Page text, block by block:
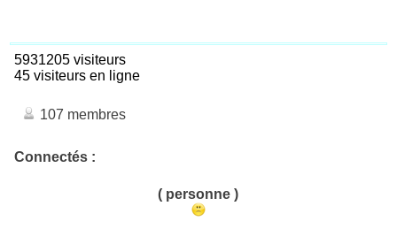
5931205 visiteurs
45 visiteurs en ligne
107 membres
Connectés :
( personne )